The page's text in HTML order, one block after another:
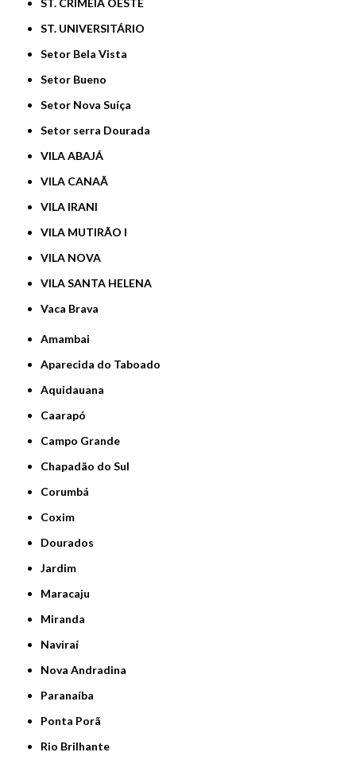
ST. CRIMÉIA OESTE
ST. UNIVERSITÁRIO
Setor Bela Vista
Setor Bueno
Setor Nova Suíça
Setor serra Dourada
VILA ABAJÁ
VILA CANAÃ
VILA IRANI
VILA MUTIRÃO I
VILA NOVA
VILA SANTA HELENA
Vaca Brava
Amambai
Aparecida do Taboado
Aquidauana
Caarapó
Campo Grande
Chapadão do Sul
Corumbá
Coxim
Dourados
Jardim
Maracaju
Miranda
Naviraí
Nova Andradina
Paranaíba
Ponta Porã
Rio Brilhante